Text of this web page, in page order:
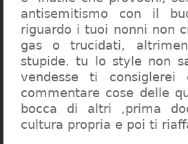
antisemitismo con il
riguardo i tuoi nonni non
gas o trucidati,
stupide. tu lo style non
vendesse ti consiglerei
commentare cose delle
bocca di altri ,prima
cultura propria e poi ti